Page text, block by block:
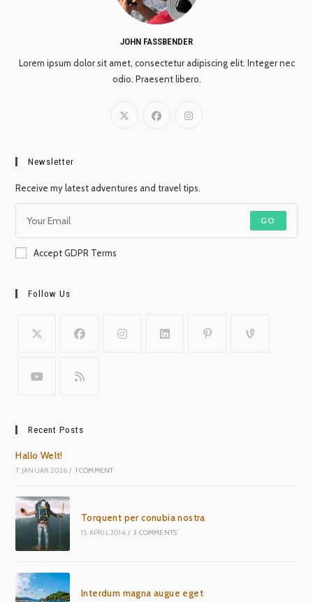
JOHN FASSBENDER
Lorem ipsum dolor sit amet, consectetur adipiscing elit. Integer nec
odio. Praesent libero.
Newsletter
Receive my latest adventures and travel tips.
GO
Accept GDPR Terms
Follow Us
Recent Posts
Hallo Welt!
7. JANUAR 2026 / 1 COMMENT
Torquent per conubia nostra
15. APRIL 2016 / 3 COMMENTS
Interdum magna augue eget